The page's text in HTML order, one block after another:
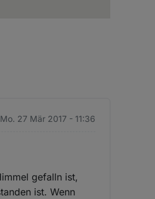
Mo. 27 Mär 2017 - 11:36
gefalln ist,
ist. Wenn